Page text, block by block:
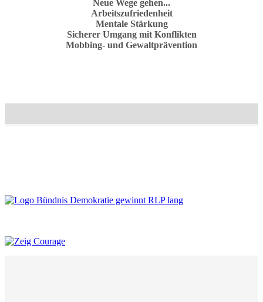
Neue Wege gehen...
Arbeitszufriedenheit
Mentale Stärkung
Sicherer Umgang mit Konflikten
Mobbing- und Gewaltprävention